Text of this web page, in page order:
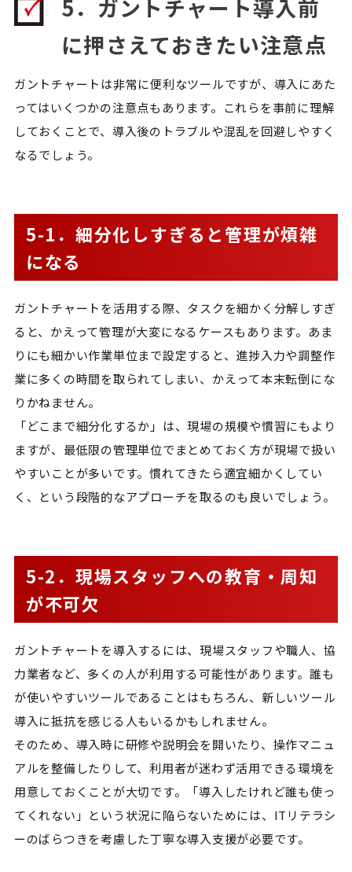
5．ガントチャート導入前
に押さえておきたい注意点
ガントチャートは非常に便利なツールですが、導入にあた
ってはいくつかの注意点もあります。これらを事前に理解
しておくことで、導入後のトラブルや混乱を回避しやすく
なるでしょう。
5-1．細分化しすぎると管理が煩雑
になる
ガントチャートを活用する際、タスクを細かく分解しすぎ
ると、かえって管理が大変になるケースもあります。あま
りにも細かい作業単位まで設定すると、進捗入力や調整作
業に多くの時間を取られてしまい、かえって本末転倒にな
りかねません。
「どこまで細分化するか」は、現場の規模や慣習にもより
ますが、最低限の管理単位でまとめておく方が現場で扱い
やすいことが多いです。慣れてきたら適宜細かくしてい
く、という段階的なアプローチを取るのも良いでしょう。
5-2．現場スタッフへの教育・周知
が不可欠
ガントチャートを導入するには、現場スタッフや職人、協
力業者など、多くの人が利用する可能性があります。誰も
が使いやすいツールであることはもちろん、新しいツール
導入に抵抗を感じる人もいるかもしれません。
そのため、導入時に研修や説明会を開いたり、操作マニュ
アルを整備したりして、利用者が迷わず活用できる環境を
用意しておくことが大切です。「導入したけれど誰も使っ
てくれない」という状況に陥らないためには、ITリテラシ
ーのばらつきを考慮した丁寧な導入支援が必要です。